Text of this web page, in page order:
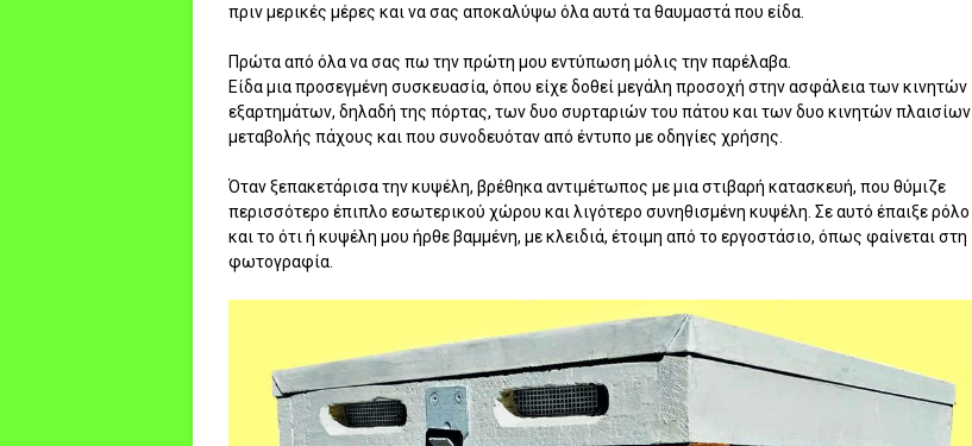
πριν μερικές μέρες και να σας αποκαλύψω όλα αυτά τα θαυμαστά που είδα.
Πρώτα από όλα να σας πω την πρώτη μου εντύπωση μόλις την παρέλαβα.
Είδα μια προσεγμένη συσκευασία, όπου είχε δοθεί μεγάλη προσοχή στην ασφάλεια των κινητών
εξαρτημάτων, δηλαδή της πόρτας, των δυο συρταριών του πάτου και των δυο κινητών πλαισίων
μεταβολής πάχους και που συνοδευόταν από έντυπο με οδηγίες χρήσης.
Όταν ξεπακετάρισα την κυψέλη, βρέθηκα αντιμέτωπος με μια στιβαρή κατασκευή, που θύμιζε
περισσότερο έπιπλο εσωτερικού χώρου και λιγότερο συνηθισμένη κυψέλη. Σε αυτό έπαιξε ρόλο
και το ότι ή κυψέλη μου ήρθε βαμμένη, με κλειδιά, έτοιμη από το εργοστάσιο, όπως φαίνεται στη
φωτογραφία.